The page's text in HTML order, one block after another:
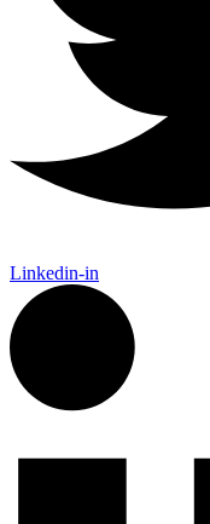
Linkedin-in